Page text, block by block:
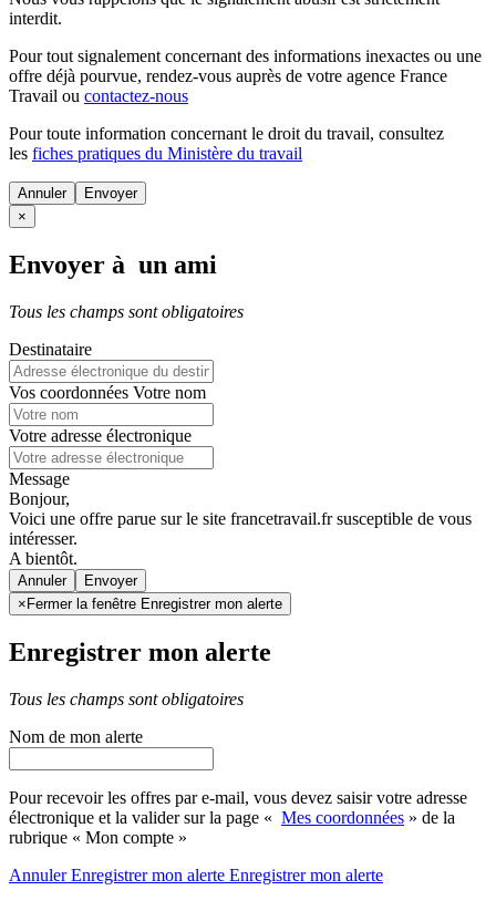
interdit.
Pour tout signalement concernant des informations inexactes ou une
offre déjà pourvue, rendez-vous auprès de votre agence France
Travail ou contactez-nous
Pour toute information concernant le droit du travail, consultez
les fiches pratiques du Ministère du travail
Annuler
×
Envoyer à un ami
Tous les champs sont obligatoires
Destinataire
Vos coordonnées Votre nom
Votre adresse électronique
Message
Bonjour,
Voici une offre parue sur le site francetravail.fr susceptible de vous
intéresser.
A bientôt.
Annuler
× Fermer la fenêtre Enregistrer mon alerte
Enregistrer mon alerte
Tous les champs sont obligatoires
Nom de mon alerte
Pour recevoir les offres par e-mail, vous devez saisir votre adresse
électronique et la valider sur la page « Mes coordonnées » de la
rubrique « Mon compte »
AnnulerEnregistrer mon alerte Enregistrermon alerte